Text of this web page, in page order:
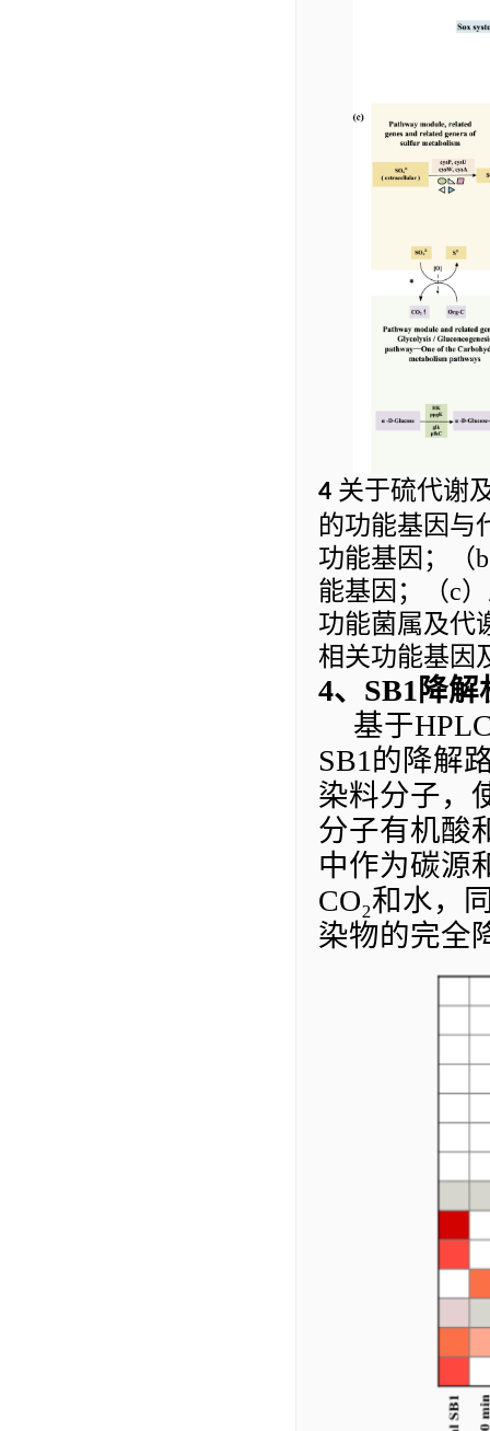
4 关于硫代谢
的功能基因与
功能基因；（b
能基因；（c
功能菌属及代
相关功能基因
4、 SB1降
基于HP
SB1 的降解
染料分子，
分子有机酸
中作为碳源
CO₂和水，
染物的完全